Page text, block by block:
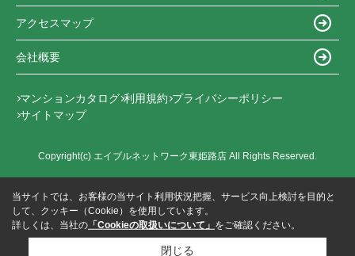
アクセスマップ
会社概要
マンションカタログ 利用規約 プライバシーポリシー
サイトマップ
Copyright(c) エイブルネットワーク東姫路店 All Rights Reserved.
当サイトでは、お客様の当サイト利用状況把握、サービス向上検討を目的と
して、クッキー（Cookie）を使用しています。
詳しくは、当社の 「Cookieの取扱いについて」 をご確認ください。
閉じる